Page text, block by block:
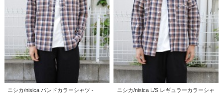
ニシカ/nisica バンドカラーシャツ -
ニシカ/nisica L/S レギュラーカラーシャ